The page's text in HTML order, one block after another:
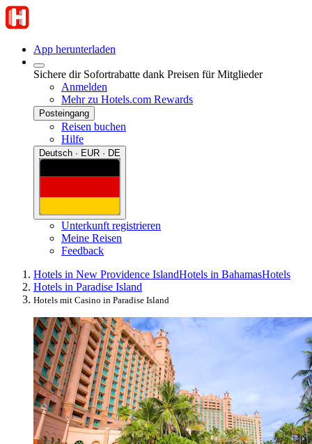
App herunterladen
Sichere dir Sofortrabatte dank Preisen für Mitglieder
Anmelden
Mehr zu Hotels.com Rewards
Posteingang
Reisen buchen
Hilfe
Deutsch · EUR · DE
Unterkunft registrieren
Meine Reisen
Feedback
Hotels in New Providence IslandHotels in BahamasHotels
Hotels in Paradise Island
Hotels mit Casino in Paradise Island